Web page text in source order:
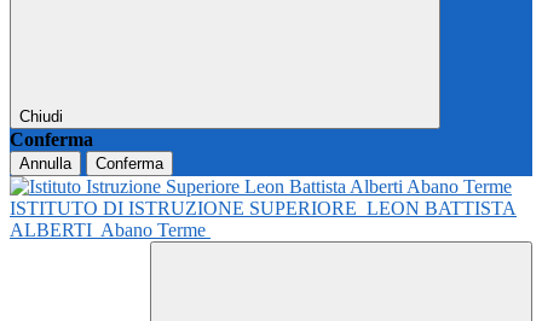
Chiudi
Conferma
Annulla Conferma
ISTITUTO DI ISTRUZIONE SUPERIORE LEON BATTISTA
ALBERTI Abano Terme